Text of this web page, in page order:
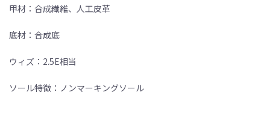
甲材：合成繊維、人工皮革
底材：合成底
ウィズ：2.5E相当
ソール特徴：ノンマーキングソール